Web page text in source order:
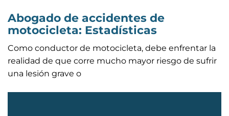
Abogado de accidentes de
motocicleta: Estadísticas
Como conductor de motocicleta, debe enfrentar la
realidad de que corre mucho mayor riesgo de sufrir
una lesión grave o